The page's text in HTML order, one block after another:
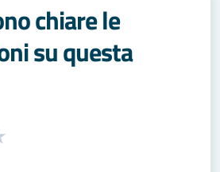
chiare le
su questa
valutazione da 1 a 5 stelle